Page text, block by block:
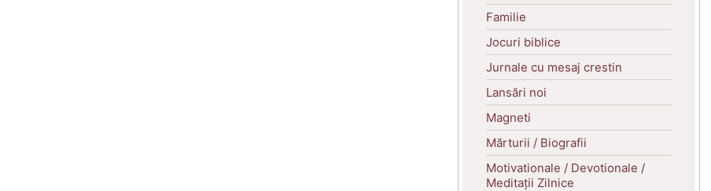
Familie
Jocuri biblice
Jurnale cu mesaj crestin
Lansări noi
Magneti
Mărturii / Biografii
Motivationale / Devotionale /
Meditații Zilnice